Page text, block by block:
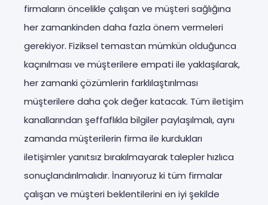
firmaların öncelikle çalışan ve müşteri sağlığına
her zamankinden daha fazla önem vermeleri
gerekiyor. Fiziksel temastan mümkün olduğunca
kaçınılması ve müşterilere empati ile yaklaşılarak,
her zamanki çözümlerin farklılaştırılması
müşterilere daha çok değer katacak. Tüm iletişim
kanallarından şeffaflıkla bilgiler paylaşılmalı, aynı
zamanda müşterilerin firma ile kurdukları
iletişimler yanıtsız bırakılmayarak talepler hızlıca
sonuçlandırılmalıdır. İnanıyoruz ki tüm firmalar
çalışan ve müşteri beklentilerini en iyi şekilde